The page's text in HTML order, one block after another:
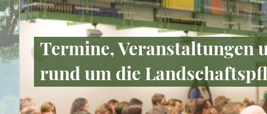
Termine, Veranstaltungen
rund um die